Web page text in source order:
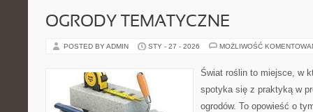
OGRODY TEMATYCZNE
POSTED BY ADMIN STY - 27 - 2026 MOŻLIWOŚĆ
Świat roślin to miejsce, w
spotyka się z praktyką w
ogrodów. To opowieść o